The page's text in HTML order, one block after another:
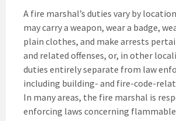
A fire marshal’s duties vary by
may carry a weapon, wear a badge,
plain clothes, and make arrests
and related offenses, or, in other
duties entirely separate from law
including building- and fire-code-
In many areas, the fire marshal is
enforcing laws concerning